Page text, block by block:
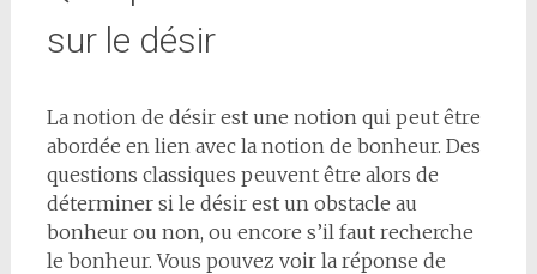
sur le désir
La notion de désir est une notion qui peut être
abordée en lien avec la notion de bonheur. Des
questions classiques peuvent être alors de
déterminer si le désir est un obstacle au
bonheur ou non, ou encore s’il faut recherche
le bonheur. Vous pouvez voir la réponse de